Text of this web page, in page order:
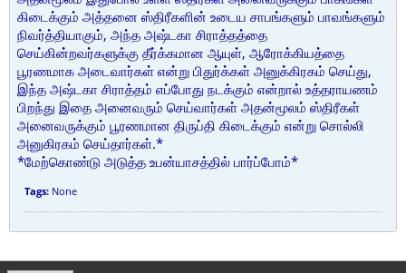
கிடைக்கும் அத்தனை ஸ்திரீகளின் உடைய சாபங்களும் பாவங்களும்
நிவர்த்தியாகும், அந்த அஷ்டகா சிராத்தத்தை
செய்கின்றவர்களுக்கு தீர்க்கமான ஆயுள், ஆரோக்கியத்தை
பூரணமாக அடைவார்கள் என்று பிதுர்க்கள் அனுக்கிரகம் செய்து,
இந்த அஷ்டகா சிராத்தம் எப்போது நடக்கும் என்றால் உத்தராயணம்
பிறந்து இதை அனைவரும் செய்வார்கள் அதன்மூலம் ஸ்திரீகள்
அனைவருக்கும் பூரணமான திருப்தி கிடைக்கும் என்று சொல்லி
அனுகிரகம் செய்தார்கள்.*
*மேற்கொண்டு அடுத்த உபன்யாசத்தில் பார்ப்போம்*
Tags: None